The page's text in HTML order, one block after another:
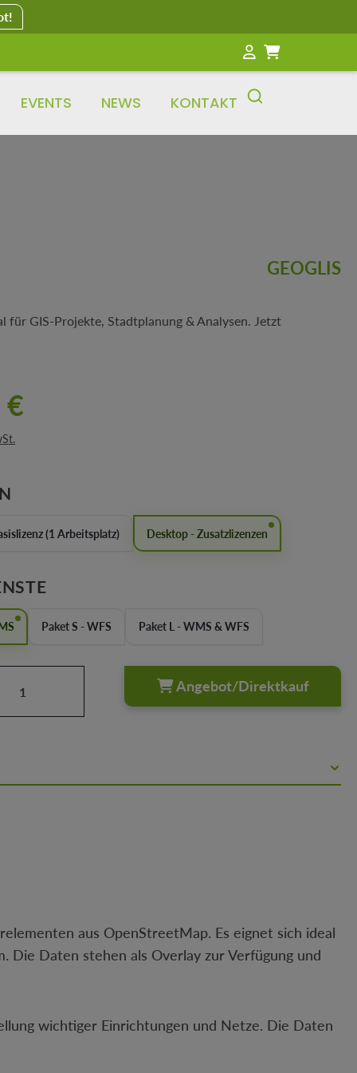
EVENTS NEWS KONTAKT
GEOGLIS
GIS-Projekte, Stadtplanung & Analysen. Jetzt
€
(1 Arbeitsplatz) Desktop - Zusatzlizenzen
Paket S - WFS Paket L - WMS & WFS
Gib den gewünschten Wert ein
Angebot/Direktkauf
aus OpenStreetMap. Es eignet sich ideal
Die Daten stehen als Overlay zur Verfügung und
wichtiger Einrichtungen und Netze. Die Daten